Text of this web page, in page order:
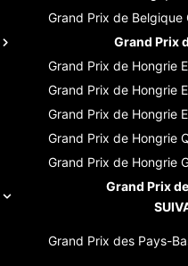
Grand Prix de Belgique
Grand Prix
Grand Prix de Hongrie
Grand Prix de Hongrie
Grand Prix de Hongrie
Grand Prix de Hongrie
Grand Prix de Hongrie
Grand Prix
Grand Prix des Pays-